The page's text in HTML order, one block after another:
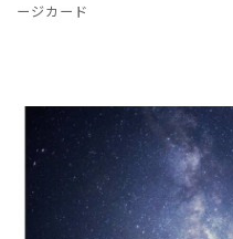
ージカード